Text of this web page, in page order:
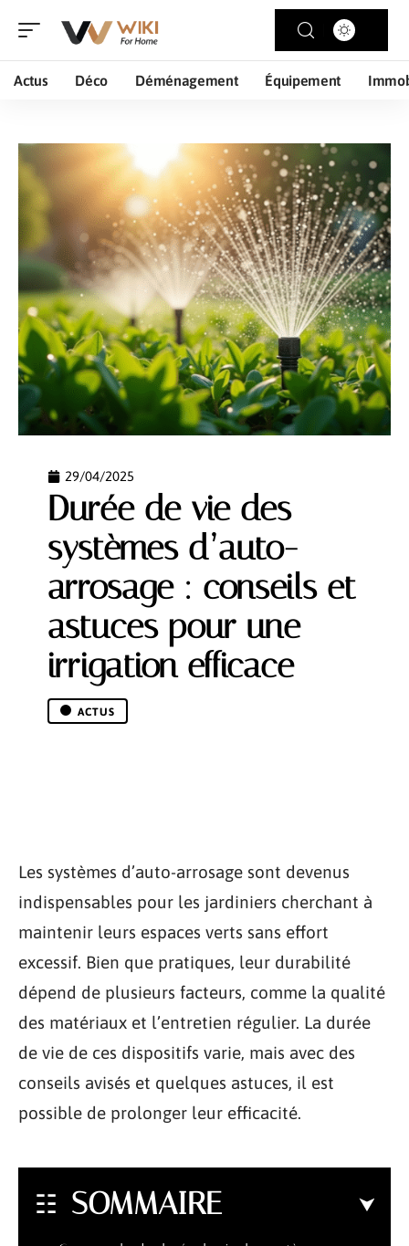
Actus Déco Déménagement Équipement
29/04/2025
Durée de vie des
systèmes d’auto-
arrosage : conseils et
astuces pour une
irrigation efficace
ACTUS
Les systèmes d’auto-arrosage sont devenus
indispensables pour les jardiniers cherchant à
maintenir leurs espaces verts sans effort
excessif. Bien que pratiques, leur durabilité
dépend de plusieurs facteurs, comme la qualité
des matériaux et l’entretien régulier. La durée
de vie de ces dispositifs varie, mais avec des
conseils avisés et quelques astuces, il est
possible de prolonger leur efficacité.
SOMMAIRE